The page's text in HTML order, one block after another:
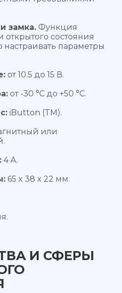
замка. Функция
состояния
настраивать параметры
от 10.5 до 15 В.
от -30 °С до +50 °С.
iButton (TM).
или
4 А.
65 x 38 x 22 мм.
И СФЕРЫ